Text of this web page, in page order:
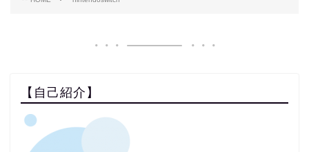
【自己紹介】